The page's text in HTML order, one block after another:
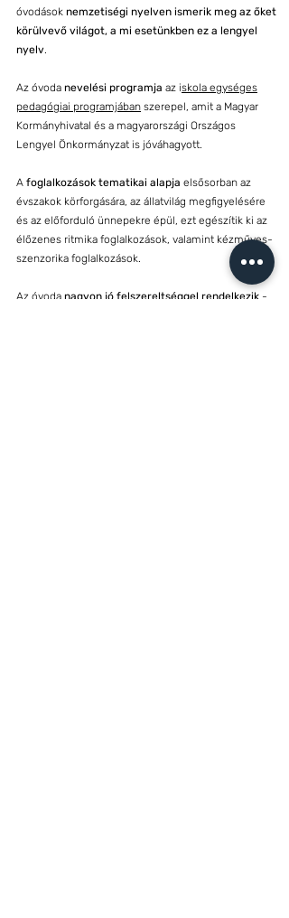
óvodások nemzetiségi nyelven ismerik meg az őket
körülvevő világot, a mi esetünkben ez a lengyel
nyelv.
Az óvoda nevelési programja az iskola egységes
pedagógiai programjában szerepel, amit a Magyar
Kormányhivatal és a magyarországi Országos
Lengyel Önkormányzat is jóváhagyott.
A foglalkozások tematikai alapja elsősorban az
évszakok körforgására, az állatvilág megfigyelésére
és az előforduló ünnepekre épül, ezt egészítik ki az
élőzenes ritmika foglalkozások, valamint kézműves-
szenzorika foglalkozások.
Az óvoda nagyon jó felszereltséggel rendelkezik -